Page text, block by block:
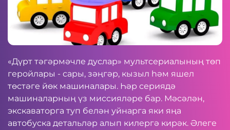
«Дүрт тәгәрмәчле дуслар» мультсериалының төп
геройлары - сары, зәңгәр, кызыл һәм яшел
төстәге йөк машиналары. Һәр сериядә
машиналарның үз миссияләре бар. Мәсәлән,
экскаваторга туп белән уйнарга яки яңа
автобуска детальләр алып килергә кирәк. Әлеге